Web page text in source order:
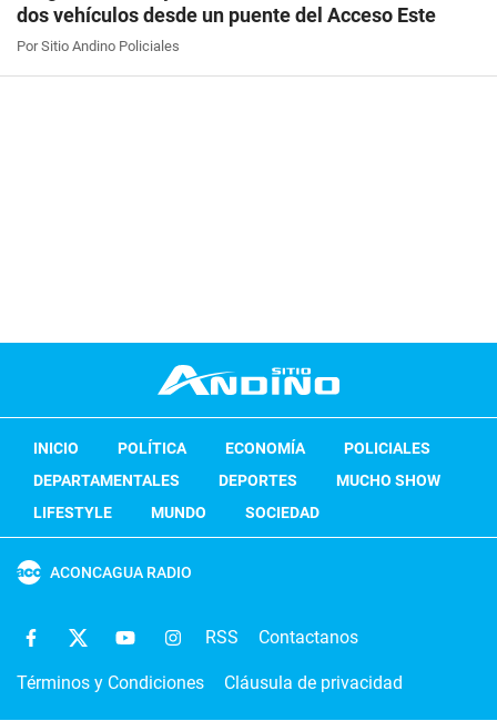
dos vehículos desde un puente del Acceso Este
Por Sitio Andino Policiales
INICIO POLÍTICA ECONOMÍA
POLICIALES
DEPARTAMENTALES
DEPORTES
MUCHO SHOW
LIFESTYLE
MUNDO SOCIEDAD
ACONCAGUA RADIO
RSS Contactanos
Términos y Condiciones Cláusula de privacidad